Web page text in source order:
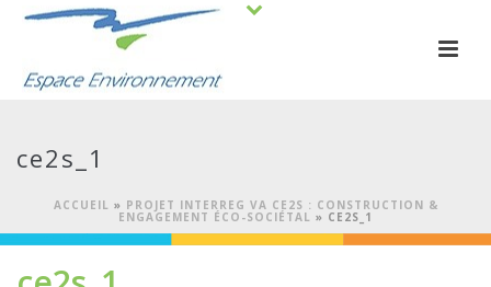
ce2s_1
ACCUEIL » PROJET INTERREG VA CE2S : CONSTRUCTION &
ENGAGEMENT ÉCO-SOCIÉTAL » CE2S_1